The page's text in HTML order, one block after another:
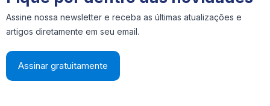
Assine nossa newsletter e receba as últimas atualizações e
artigos diretamente em seu email.
Assinar gratuitamente